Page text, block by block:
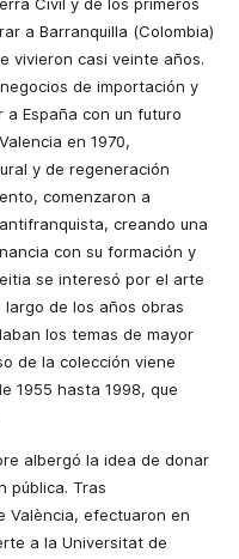
a Barranquilla (Colombia)
vivieron casi veinte años.
de importación y
España con un futuro
en 1970,
y de regeneración
comenzaron a
creando una
con su formación y
se interesó por el arte
de los años obras
los temas de mayor
de la colección viene
1955 hasta 1998, que
albergó la idea de donar
pública. Tras
València, efectuaron en
a la Universitat de